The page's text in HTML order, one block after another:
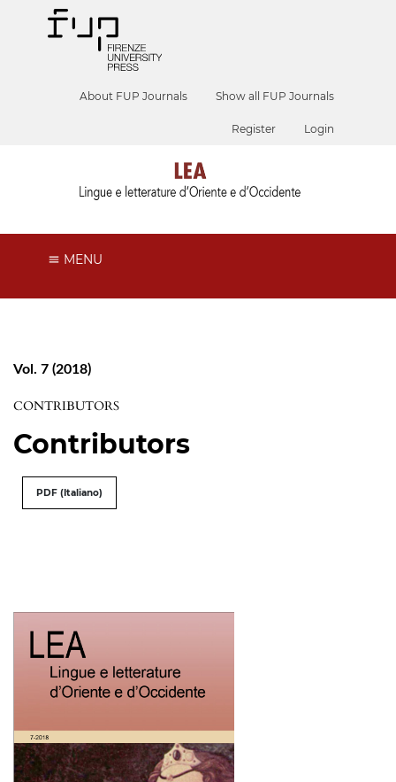
About FUP Journals Show all FUP Journals
Register Login
MENU
Vol. 7 (2018)
CONTRIBUTORS
Contributors
PDF (Italiano)